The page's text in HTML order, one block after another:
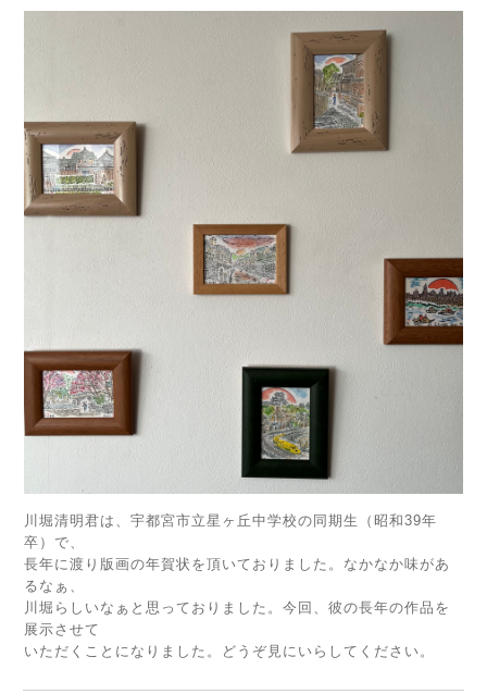
川堀清明君は、宇都宮市立星ヶ丘中学校の同期生（昭和39年
卒）で、
長年に渡り版画の年賀状を頂いておりました。なかなか味があ
るなぁ、
川堀らしいなぁと思っておりました。今回、彼の長年の作品を
展示させて
いただくことになりました。どうぞ見にいらしてください。